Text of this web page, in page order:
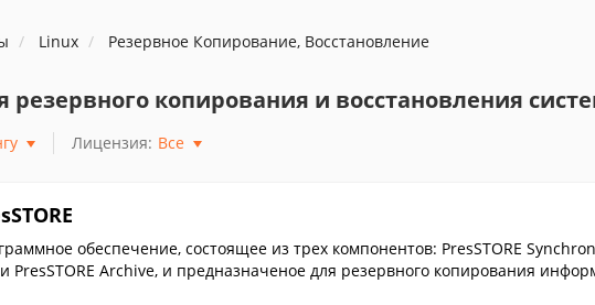
Linux Резервное Копирование, Восстановление
копирования и восстановления
Лицензия: Все
обеспечение, состоящее из трех компонентов: PresSTORE
PresSTORE Archive, и предназначеное для резервного копирования